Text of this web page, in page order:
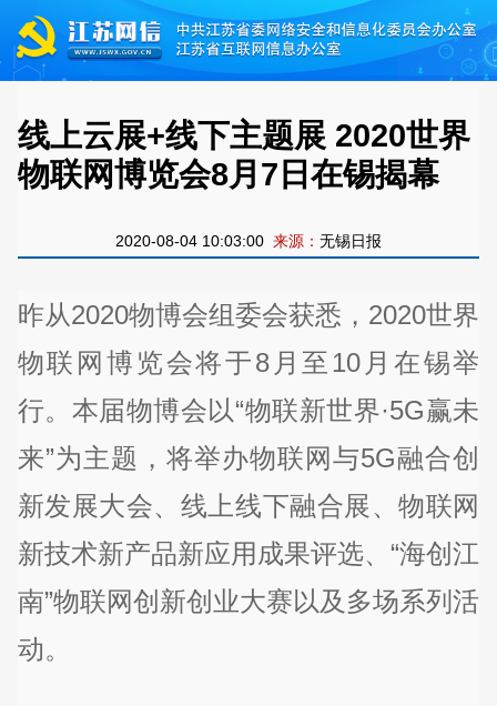
线上云展+线下主题展 2020世界
物联网博览会8月7日在锡揭幕
2020-08-04 10:03:00 来源： 无锡日报
昨从2020物博会组委会获悉，2020世界
物联网博览会将于8月至10月在锡举
行。本届物博会以“物联新世界·5G赢未
来”为主题，将举办物联网与5G融合创
新发展大会、线上线下融合展、物联网
新技术新产品新应用成果评选、“海创江
南”物联网创新创业大赛以及多场系列活
动。